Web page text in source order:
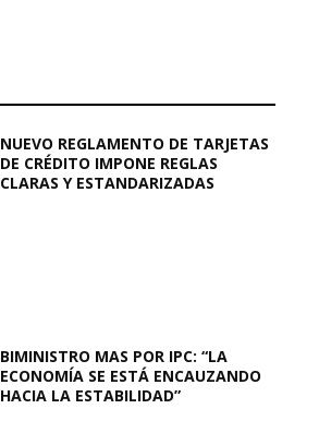
NUEVO REGLAMENTO DE TARJETAS
DE CRÉDITO IMPONE REGLAS
CLARAS Y ESTANDARIZADAS
BIMINISTRO MAS POR IPC: “LA
ECONOMÍA SE ESTÁ ENCAUZANDO
HACIA LA ESTABILIDAD”